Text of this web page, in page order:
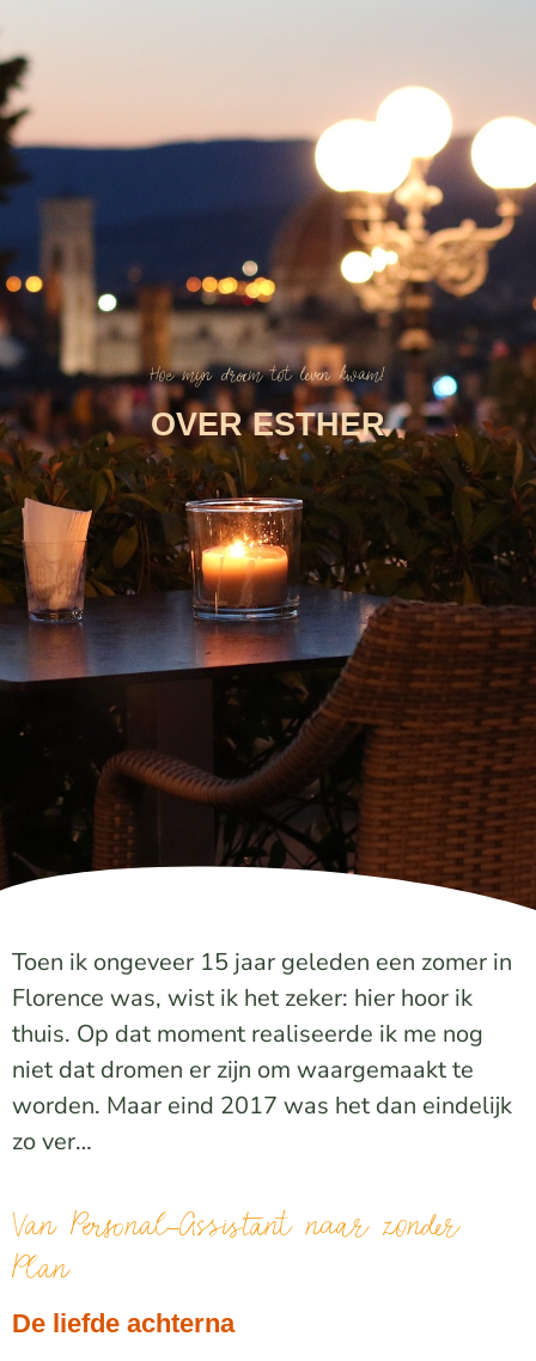
Mijn Toscane
Beleef het echte Toscane!
Hoe mijn droom tot leven kwam!
OVER ESTHER
Toen ik ongeveer 15 jaar geleden een zomer in
Florence was, wist ik het zeker: hier hoor ik
thuis. Op dat moment realiseerde ik me nog
niet dat dromen er zijn om waargemaakt te
worden. Maar eind 2017 was het dan eindelijk
zo ver…
Van Personal-Assistant naar zonder
Plan
De liefde achterna